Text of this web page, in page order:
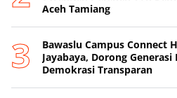
Aceh Tamiang
Bawaslu Campus Connect
Jayabaya, Dorong
Demokrasi Transparan